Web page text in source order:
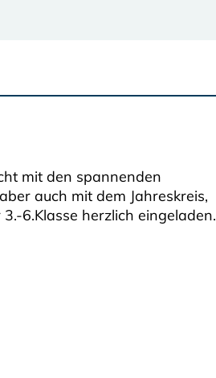
mit den spannenden
auch mit dem Jahreskreis,
6.Klasse herzlich eingeladen.